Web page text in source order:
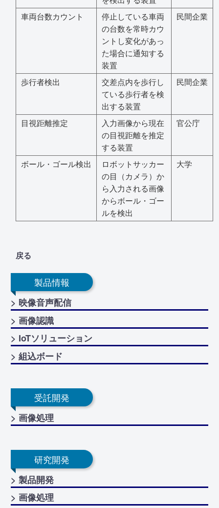
車両台数カウント
停止している車両
の台数を常時カウ
ントし変化があっ
た場合に通知する
装置
民間企業
歩行者検出
交差点内を歩行し
ている歩行者を検
出する装置
民間企業
目視距離推定
入力画像から現在
の目視距離を推定
する装置
官公庁
ボール・ゴール検出
ロボットサッカー
の目（カメラ）か
ら入力される画像
からボール・ゴー
ルを検出
大学
戻る
製品情報
> 映像音声配信
> 画像認識
> IoTソリューション
> 組込ボード
受託開発
> 画像処理
研究開発
> 製品開発
> 画像処理